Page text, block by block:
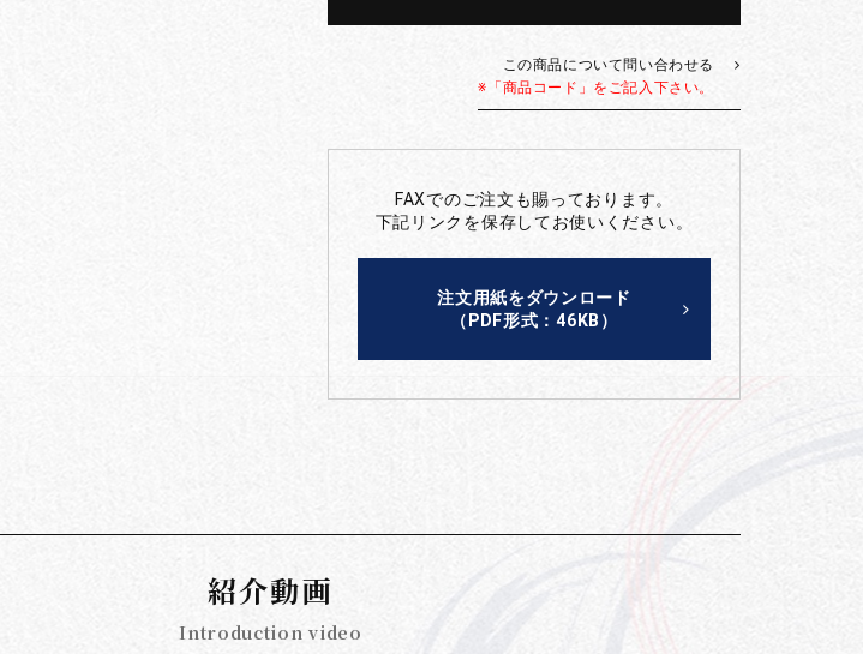
この商品について問い合わせる
※「商品コード」をご記入下さい。
FAXでのご注文も賜っております。
下記リンクを保存してお使いください。
注文用紙をダウンロード
（PDF形式：46KB）
紹介動画
Introduction video